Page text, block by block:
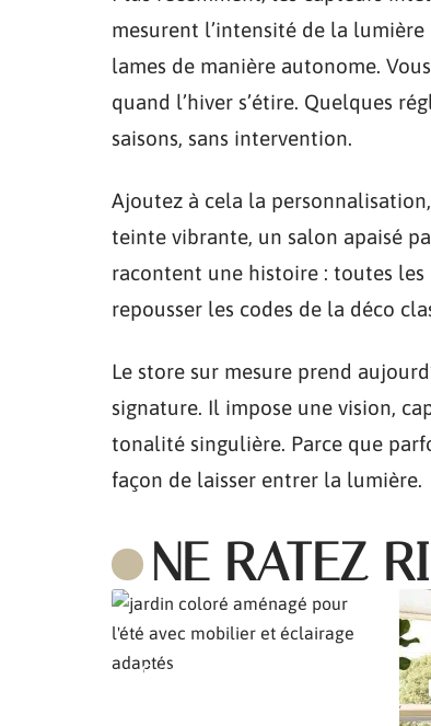
mesurent l’intensité de la
lames de manière autonome.
quand l’hiver s’étire. Quelques
saisons, sans intervention.
Ajoutez à cela la
teinte vibrante, un salon apaisé
racontent une histoire : toutes les
repousser les codes de la déco
Le store sur mesure prend
signature. Il impose une vision,
tonalité singulière. Parce que
façon de laisser entrer la lumière.
NE RATEZ
Comment aménager son